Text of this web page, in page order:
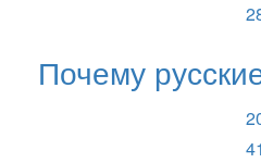
Почему